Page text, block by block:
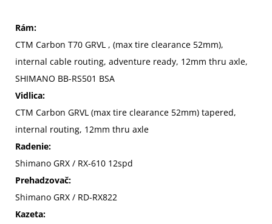
Rám:
CTM Carbon T70 GRVL , (max tire clearance 52mm),
internal cable routing, adventure ready, 12mm thru axle,
SHIMANO BB-RS501 BSA
Vidlica:
CTM Carbon GRVL (max tire clearance 52mm) tapered,
internal routing, 12mm thru axle
Radenie:
Shimano GRX / RX-610 12spd
Prehadzovač:
Shimano GRX / RD-RX822
Kazeta: